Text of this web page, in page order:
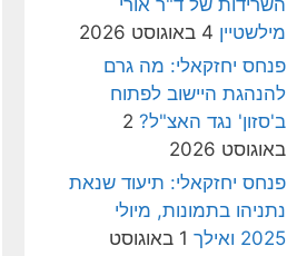
השרידות של ד"ר אורי
מילשטיין 4 באוגוסט 2026
פנחס יחזקאלי: מה גרם
להנהגת היישוב לפתוח
ב'סזון' נגד האצ"ל? 2
באוגוסט 2026
פנחס יחזקאלי: תיעוד שנאת
נתניהו בתמונות, מיולי
2025 ואילך
1 באוגוסט